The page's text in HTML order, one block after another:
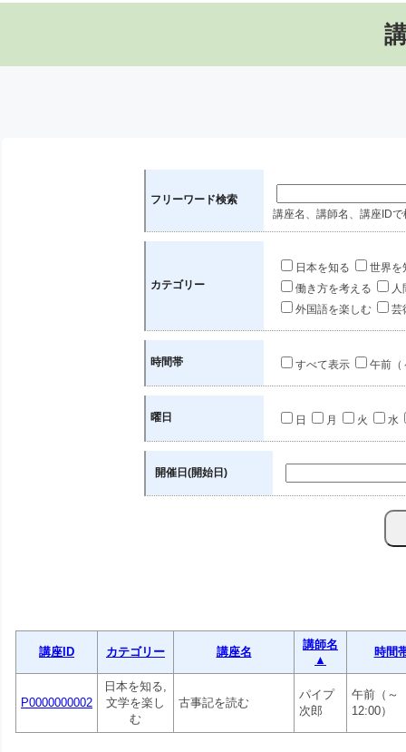
フリーワード検索
講座名、講師名、講座IDで
カテゴリー
日本を知る
世界を
働き方を考える
人
外国語を楽しむ
芸
時間帯 すべて表示 午前（
曜日 日 月 火 水
開催日(開始日)
講座ID カテゴリー 講座名
講師名
▲
時間
P0000000002
日本を知る,
文学を楽し
む
古事記を読む
パイプ
次郎
午前（～
12:00）